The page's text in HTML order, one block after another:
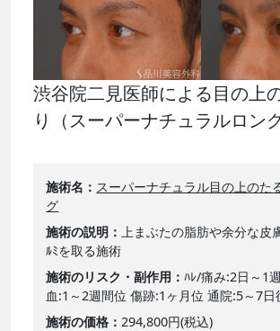
渋谷院二見医師による目の上
り（スーパーナチュラルロング
施術名
スーパーナチュラル目の上のた
グ
施術の説明
上まぶたの脂肪や余分な皮
ﾙﾐを取る施術
施術のリスク・副作用
ﾊﾚ/痛み:2日～1
血:1～2週間位 傷跡:1ヶ月位 通院:5～7日
施術の価格
294,800円(税込)